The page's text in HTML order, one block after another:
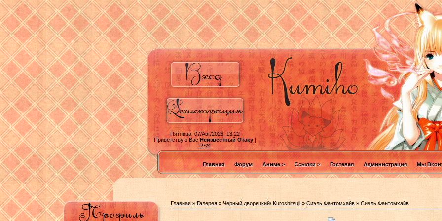
Пятница, 07/Авг/2026, 13:22
Приветствую ВасНеизвестный Отаку|
RSS
Главная Форум Аниме > Ссылки > Гостевая Администрация Мы
Главная »Галерея » Черный дворецкий/ Kuroshitsuji » Сиэль Фантомхайв » Сиель Фантомхайв